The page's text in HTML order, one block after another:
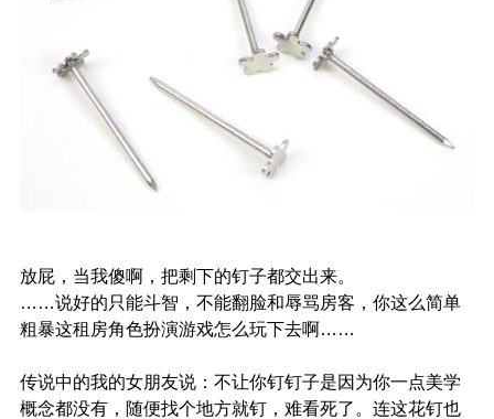
放屁，当我傻啊，把剩下的钉子都交出来。
……说好的只能斗智，不能翻脸和辱骂房客，你这么简单
粗暴这租房角色扮演游戏怎么玩下去啊……
传说中的我的女朋友说：不让你钉钉子是因为你一点美学
概念都没有，随便找个地方就钉，难看死了。连这花钉也